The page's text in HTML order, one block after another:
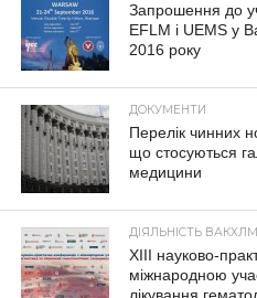
Запрошення до
EFLM і UEMS у
2016 року
ДОКУМЕНТИ
Перелік чинних
що стосуються
медицини
ДІЯЛЬНІСТЬ ВАКХЛМ
XIII науково-
міжнародною